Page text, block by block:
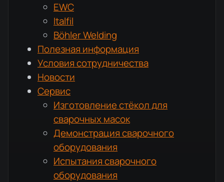
EWC
Italfil
Böhler Welding
Полезная информация
Условия сотрудничества
Новости
Сервис
Изготовление стёкол для
сварочных масок
Демонстрация сварочного
оборудования
Испытания сварочного
оборудования